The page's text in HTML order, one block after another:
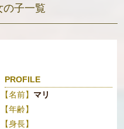
の子一覧
PROFILE
【名前】 マリ
【年齢】
【身長】